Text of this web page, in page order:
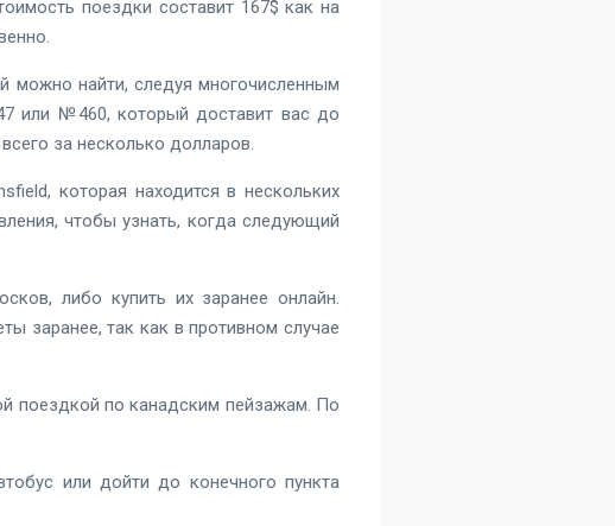
поездки составит 167$ как на
можно найти, следуя многочисленным
или №460, который доставит вас до
за несколько долларов.
которая находится в нескольких
чтобы узнать, когда следующий
либо купить их заранее онлайн.
заранее, так как в противном случае
поездкой по канадским пейзажам. По
или дойти до конечного пункта